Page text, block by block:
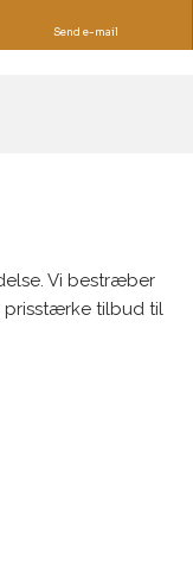
Send e-mail
Vi bestræber
tilbud til